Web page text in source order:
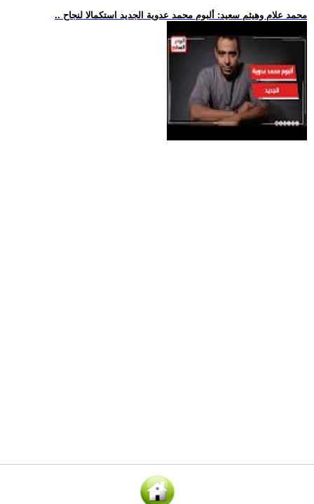
.. محمد علام وهيثم سعيد: ألبوم محمد عدوية الجديد استكمالا لنجاح